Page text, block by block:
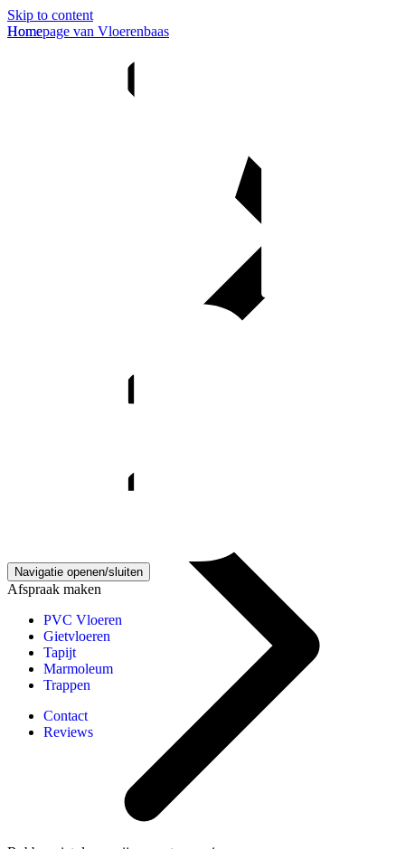
Skip to content
Homepage van Vloerenbaas
Navigatie openen/sluiten
Afspraak maken
PVC Vloeren
Gietvloeren
Tapijt
Marmoleum
Trappen
Contact
Reviews
Home